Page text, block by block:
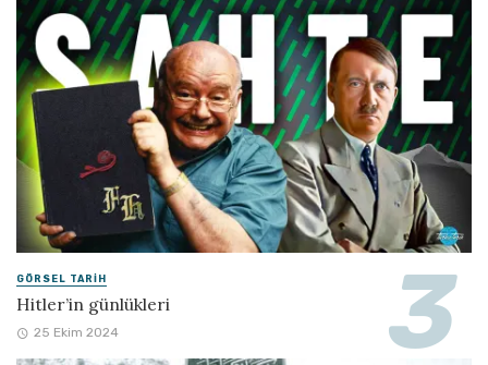
GÖRSEL TARIH
Hitler’in günlükleri
25 Ekim 2024